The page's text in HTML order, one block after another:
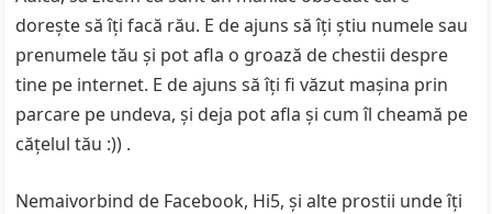
doreşte să îţi facă rău. E de ajuns să îţi ştiu numele sau
prenumele tău şi pot afla o groază de chestii despre
tine pe internet. E de ajuns să îţi fi văzut maşina prin
parcare pe undeva, şi deja pot afla şi cum îl cheamă pe
căţelul tău :)) .
Nemaivorbind de Facebook, Hi5, şi alte prostii unde îţi